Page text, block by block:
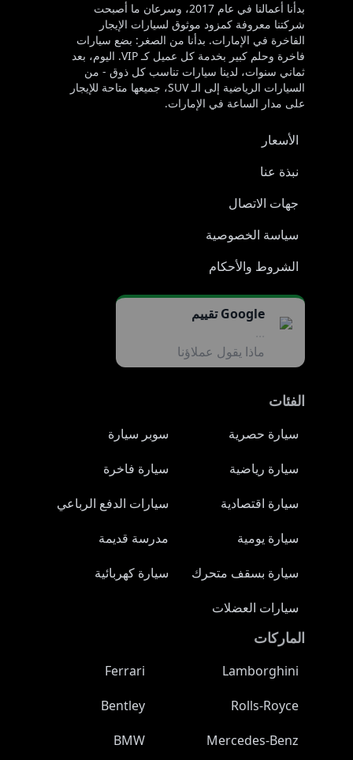
بدأنا أعمالنا في عام 2017، وسرعان ما أصبحت
شركتنا معروفة كمزود موثوق لسيارات الإيجار
الفاخرة في الإمارات. بدأنا من الصغر: بضع سيارات
فاخرة وحلم كبير بخدمة كل عميل كـ VIP. اليوم، بعد
ثماني سنوات، لدينا سيارات تناسب كل ذوق - من
السيارات الرياضية إلى الـ SUV، جميعها متاحة للإيجار
على مدار الساعة في الإمارات.
الأسعار
نبذة عنا
جهات الاتصال
سياسة الخصوصية
الشروط والأحكام
Google تقييم
...
ماذا يقول عملاؤنا
الفئات
سيارة حصرية
سوبر سيارة
سيارة رياضية
سيارة فاخرة
سيارة اقتصادية
سيارات الدفع الرباعي
سيارة يومية
مدرسة قديمة
سيارة بسقف متحرك
سيارة كهربائية
سيارات العضلات
الماركات
Lamborghini
Ferrari
Rolls-Royce
Bentley
Mercedes-Benz
BMW